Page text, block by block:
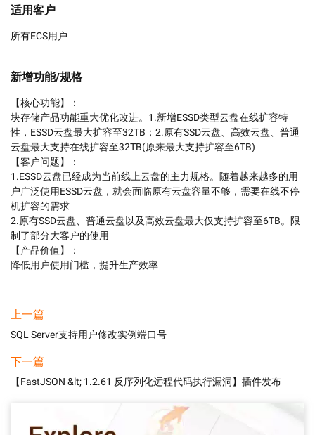
适用客户
所有ECS用户
新增功能/规格
【核心功能】：
块存储产品功能重大优化改进。1.新增ESSD类型云盘在线扩容特
性，ESSD云盘最大扩容至32TB；2.原有SSD云盘、高效云盘、普通
云盘最大支持在线扩容至32TB(原来最大支持扩容至6TB)
【客户问题】：
1.ESSD云盘已经成为当前线上云盘的主力规格。随着越来越多的用
户广泛使用ESSD云盘，就会面临原有云盘容量不够，需要在线不停
机扩容的需求
2.原有SSD云盘、普通云盘以及高效云盘最大仅支持扩容至6TB。限
制了部分大客户的使用
【产品价值】：
降低用户使用门槛，提升生产效率
上一篇
SQL Server支持用户修改实例端口号
下一篇
【FastJSON &lt; 1.2.61 反序列化远程代码执行漏洞】插件发布